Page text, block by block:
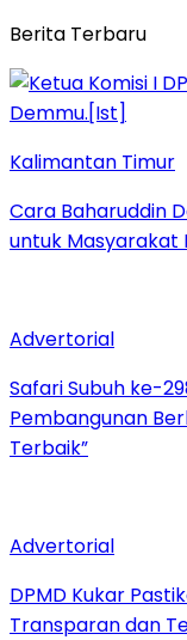
Berita Terbaru
Kalimantan Timur
Cara Baharuddin
untuk Masyarakat
Advertorial
Safari Subuh ke-
Pembangunan
Terbaik”
Advertorial
DPMD Kukar
Transparan dan